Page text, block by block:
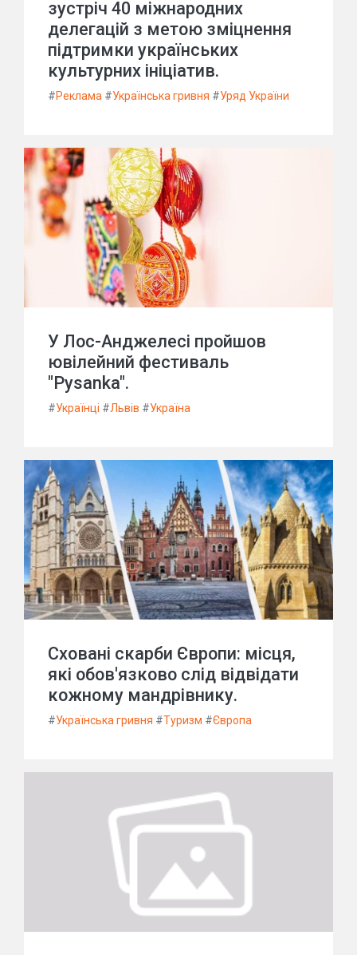
зустріч 40 міжнародних
делегацій з метою зміцнення
підтримки українських
культурних ініціатив.
#Реклама #Українська гривня #Уряд України
У Лос-Анджелесі пройшов
ювілейний фестиваль
"Pysanka".
#Українці #Львів #Україна
Сховані скарби Європи: місця,
які обов'язково слід відвідати
кожному мандрівнику.
#Українська гривня #Туризм #Європа